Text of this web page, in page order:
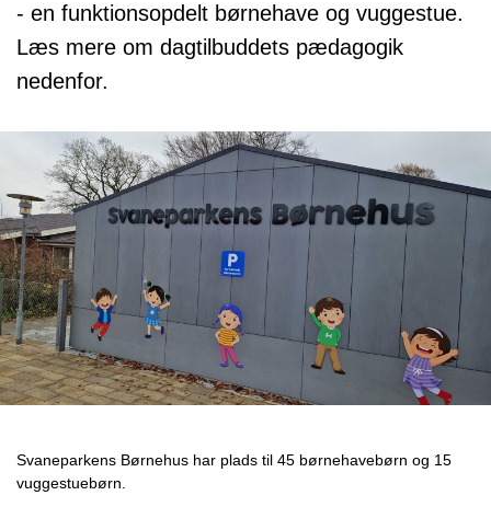
- en funktionsopdelt børnehave og vuggestue.
Læs mere om dagtilbuddets pædagogik
nedenfor.
Svaneparkens Børnehus har plads til 45 børnehavebørn og 15
vuggestuebørn.